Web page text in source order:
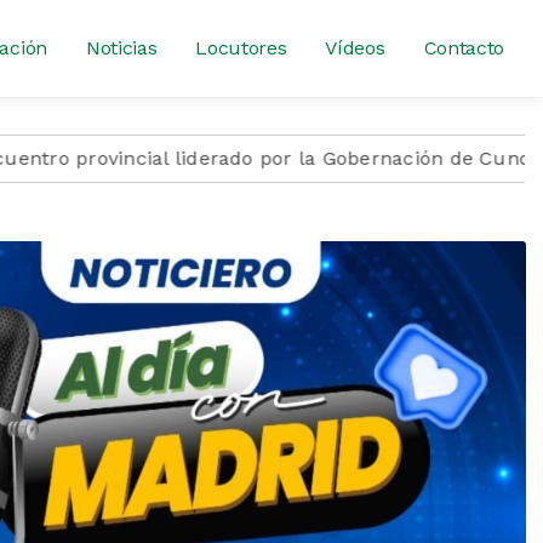
Noticias Locutores Vídeos Contacto
liderado por la Gobernación de Cundinamarca